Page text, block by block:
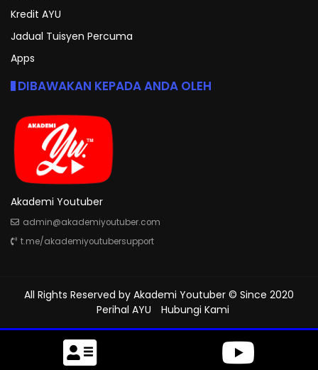
Kredit AYU
Jadual Tuisyen Percuma
Apps
DIBAWAKAN KEPADA ANDA OLEH
Akademi Youtuber
admin@akademiyoutuber.com
t.me/akademiyoutubersupport
All Rights Reserved by Akademi Youtuber © Since 2020
Perihal AYU
Hubungi Kami